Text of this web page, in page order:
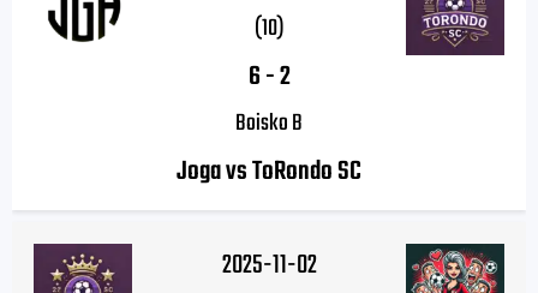
(10)
6-2
Boisko B
Joga vs ToRondo SC
2025-11-02